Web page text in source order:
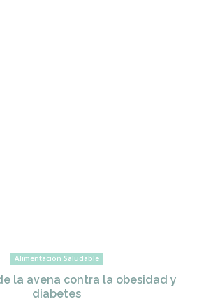
Alimentación Saludable
la avena contra la obesidad y
diabetes